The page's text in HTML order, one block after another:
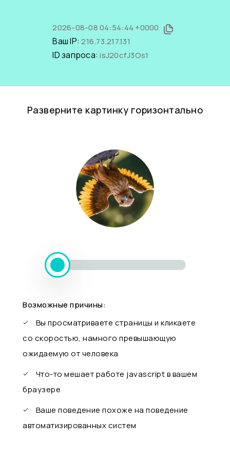
2026-08-08 04:54:44 +0000
Ваш IP:216.73.217.131
ID запроса:isJ20cfJ3Os1
Разверните картинку горизонтально
Возможные причины:
Вы просматриваете страницы и кликаете
со скоростью, намного превышающую
ожидаемую от человека
Что-то мешает работе javascript в вашем
браузере
Ваше поведение похоже на поведение
автоматизированных систем